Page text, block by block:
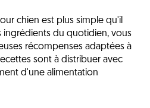
chien est plus simple qu'il
ingrédients du quotidien, vous
récompenses adaptées à
sont à distribuer avec
d'une alimentation